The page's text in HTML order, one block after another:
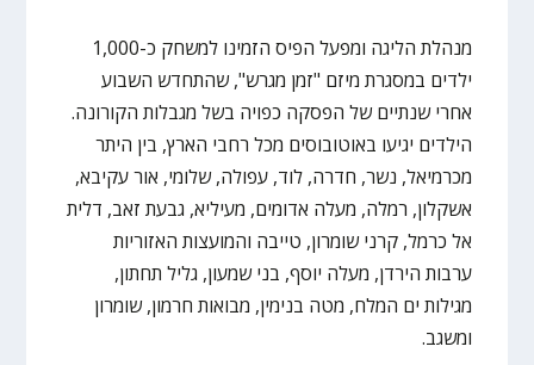
מנהלת הליגה ומפעל הפיס הזמינו למשחק כ-1,000
ילדים במסגרת מיזם "זמן מגרש", שהתחדש השבוע
אחרי שנתיים של הפסקה כפויה בשל מגבלות הקורונה.
הילדים יגיעו באוטובוסים מכל רחבי הארץ, בין היתר
מכרמיאל, נשר, חדרה, לוד, עפולה, שלומי, אור עקיבא,
אשקלון, רמלה, מעלה אדומים, מעיליא, גבעת זאב, דלית
אל כרמל, קרני שומרון, טייבה והמועצות האזוריות
ערבות הירדן, מעלה יוסף, בני שמעון, גליל תחתון,
מגילות ים המלח, מטה בנימין, מבואות חרמון, שומרון
ומשגב.